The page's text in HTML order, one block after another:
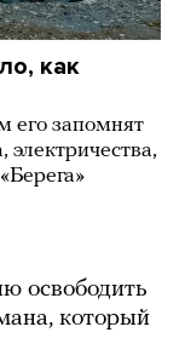
как
его запомнят
электричества,
освободить
который